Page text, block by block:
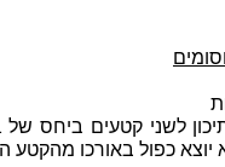
יוצא כפול באורכו מהקטע